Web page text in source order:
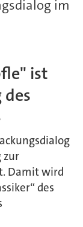
im
ist
zur
Damit wird
des